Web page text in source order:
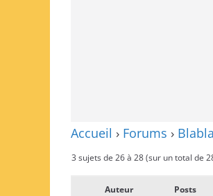
Accueil › Forums ›
3 sujets de 26 à 28 (sur un total de
Auteur Posts